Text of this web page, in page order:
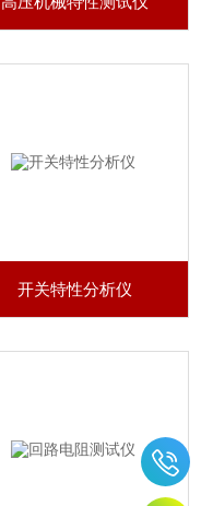
开关特性分析仪